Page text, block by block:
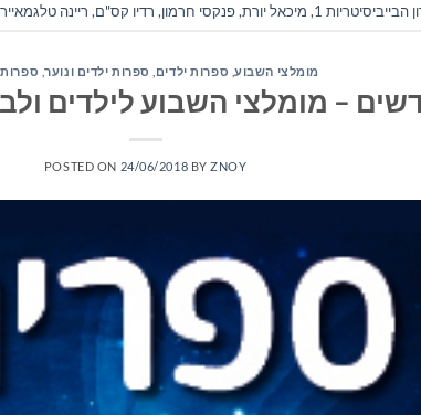
הבייביסיטריות 1 , מיכאל יורת,פנקסי חרמון, רדיו קס"ם, ריינה טלגמאייר
מומלצי השבוע, ספרות ילדים ספרות ילדים ונוער, ספרות
– מומלצי השבוע לילדים ולבני נוער
POSTED ON 24/06/2018 BYZNOY